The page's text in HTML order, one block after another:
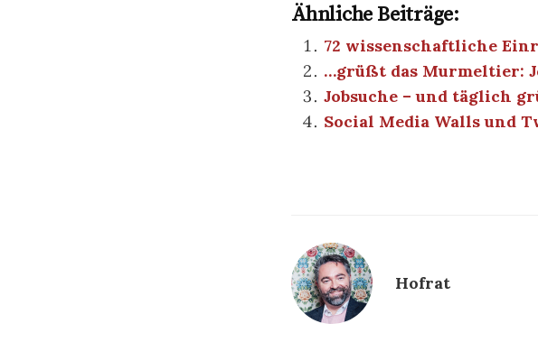
Ähnliche Beiträge:
72 wissenschaftliche
…grüßt das Murmeltier:
Jobsuche – und täglich
Social Media Walls und
Hofrat